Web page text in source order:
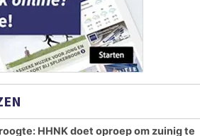
HHNK doet oproep om zuinig te